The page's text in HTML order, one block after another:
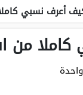
أعرف نسبي